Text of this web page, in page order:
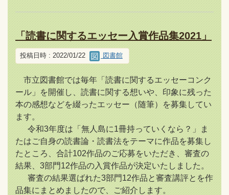
「読書に関するエッセー入賞作品集2021」
投稿日時 : 2022/01/22 図書館
市立図書館では毎年「読書に関するエッセーコンク
ール」を開催し、読書に関する想いや、印象に残った
本の感想などを綴ったエッセー（随筆）を募集してい
ます。
令和3年度は「無人島に1冊持っていくなら？」ま
たはご自身の読書論・読書法をテーマに作品を募集し
たところ、合計102作品のご応募をいただき、審査の
結果、3部門12作品の入賞作品が決定いたしました。
審査の結果選ばれた3部門12作品と審査講評とを作
品集にまとめましたので、ご紹介します。